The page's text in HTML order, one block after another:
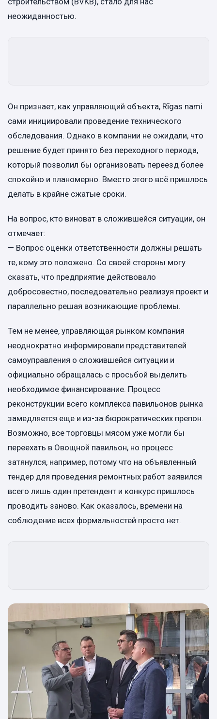
неожиданностью.
Он признает, как управляющий объекта, Rīgas nami
сами инициировали проведение технического
обследования. Однако в компании не ожидали, что
решение будет принято без переходного периода,
который позволил бы организовать переезд более
спокойно и планомерно. Вместо этого всё пришлось
делать в крайне сжатые сроки.
На вопрос, кто виноват в сложившейся ситуации, он
отмечает:
— Вопрос оценки ответственности должны решать
те, кому это положено. Со своей стороны могу
сказать, что предприятие действовало
добросовестно, последовательно реализуя проект и
параллельно решая возникающие проблемы.
Тем не менее, управляющая рынком компания
неоднократно информировали представителей
самоуправления о сложившейся ситуации и
официально обращалась с просьбой выделить
необходимое финансирование. Процесс
реконструкции всего комплекса павильонов рынка
замедляется еще и из-за бюрократических препон.
Возможно, все торговцы мясом уже могли бы
переехать в Овощной павильон, но процесс
затянулся, например, потому что на объявленный
тендер для проведения ремонтных работ заявился
всего лишь один претендент и конкурс пришлось
проводить заново. Как оказалось, времени на
соблюдение всех формальностей просто нет.